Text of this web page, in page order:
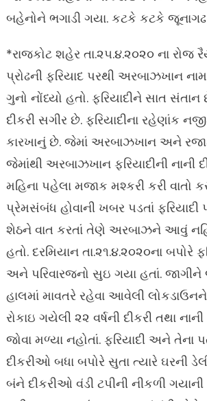
બહેનોને ભગાડી ગયા. કટકે કટકે જૂનાગઢ
*રાજકોટ શહેર તા.૨૫.૪.૨૦૨૦ ના રોજ
પ્રોઢની ફરિયાદ પરથી અરબાઝખાન
ગુનો નોંધ્યો હતો. ફરિયાદીને સાત સંતાન
દીકરી સગીર છે. ફરિયાદીના રહેણાંક
કારખાનું છે. જેમાં અરબાઝખાન અને
જેમાંથી અરબાઝખાન ફરિયાદીની નાની
મહિના પહેલા મજાક મશ્કરી કરી વાતો
પ્રેમસંબંધ હોવાની ખબર પડતાં ફરિયાદી
શેઠને વાત કરતાં તેણે અરબાઝને આવું
હતો. દરમિયાન તા.૨૧.૪.૨૦૨૦ના બપોરે
અને પરિવારજનો સુઇ ગયા હતાં. જાગીને
હાલમાં માવતરે રહેવા આવેલી
રોકાઇ ગયેલી ૨૨ વર્ષની દીકરી તથા નાની
જોવા મળ્યા નહોતાં. ફરિયાદી અને તેના
દીકરીઓ બધા બપોરે સુતા ત્યારે ઘરની
બંને દીકરીઓ વંડી ટપીની નીકળી